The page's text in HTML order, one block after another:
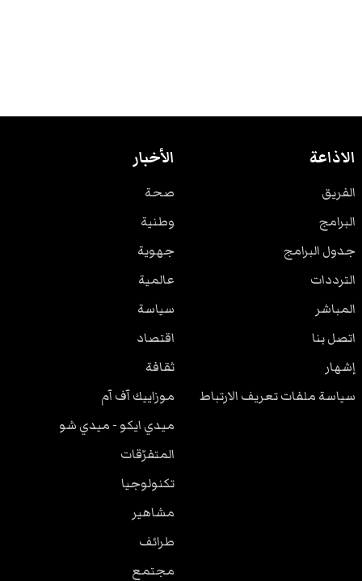
الاذاعة
الفريق
البرامج
جدول البرامج
الترددات
المباشر
اتصل بنا
إشهار
سياسة ملفات تعريف الارتباط
الأخبار
صحة
وطنية
جهوية
عالمية
سياسة
اقتصاد
ثقافة
موزاييك آف آم
ميدي ايكو - ميدي شو
المتفرّقات
تكنولوجيا
مشاهير
طرائف
مجتمع